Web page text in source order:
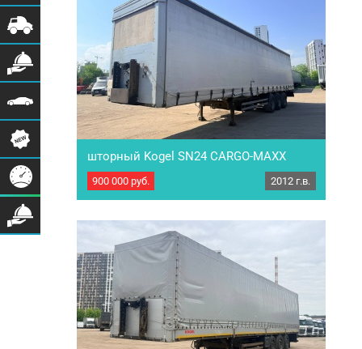
5880…
Полуприцеп шторный Kogel SN24 CARGO-
Тип тормозов: Барабаны РММ: 35 000кг МБН:
6250кг Размеры кузова: Длина: 13,6 м
Ширина: 2,48 м Высота: 2,75 м Объем кузова:
93 м3 Резина в круг: 385/65R22.5/ 50% остатка
Форма оплаты: НДС…
шторный Kogel SN24 CARGO-MAXX
900 000 руб. 2012 г.в.